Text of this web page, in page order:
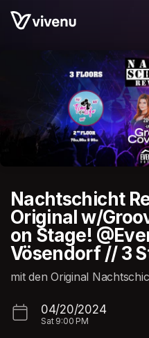
Skip header
Nachtschicht
Original w/
on Stage!
Vösendorf // 3
mit den Original
04/20/2024
Sat 9:00 PM